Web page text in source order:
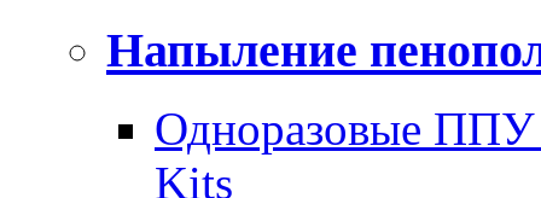
Напыление
Одноразовые ППУ
Kits